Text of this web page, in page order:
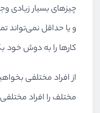
چیزهای بسیار زیادی
و یا حداقل نمی‌تواند
کارها را به دوش خود
از افراد مختلفی
مختلف را افراد